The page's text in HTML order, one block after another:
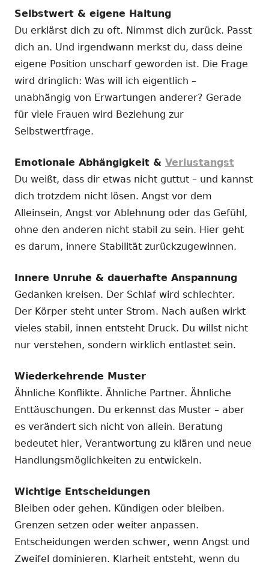
Selbstwert & eigene Haltung
Du erklärst dich zu oft. Nimmst dich zurück. Passt
dich an. Und irgendwann merkst du, dass deine
eigene Position unscharf geworden ist. Die Frage
wird dringlich: Was will ich eigentlich –
unabhängig von Erwartungen anderer? Gerade
für viele Frauen wird Beziehung zur
Selbstwertfrage.
Emotionale Abhängigkeit & Verlustangst
Du weißt, dass dir etwas nicht guttut – und kannst
dich trotzdem nicht lösen. Angst vor dem
Alleinsein, Angst vor Ablehnung oder das Gefühl,
ohne den anderen nicht stabil zu sein. Hier geht
es darum, innere Stabilität zurückzugewinnen.
Innere Unruhe & dauerhafte Anspannung
Gedanken kreisen. Der Schlaf wird schlechter.
Der Körper steht unter Strom. Nach außen wirkt
vieles stabil, innen entsteht Druck. Du willst nicht
nur verstehen, sondern wirklich entlastet sein.
Wiederkehrende Muster
Ähnliche Konflikte. Ähnliche Partner. Ähnliche
Enttäuschungen. Du erkennst das Muster – aber
es verändert sich nicht von allein. Beratung
bedeutet hier, Verantwortung zu klären und neue
Handlungsmöglichkeiten zu entwickeln.
Wichtige Entscheidungen
Bleiben oder gehen. Kündigen oder bleiben.
Grenzen setzen oder weiter anpassen.
Entscheidungen werden schwer, wenn Angst und
Zweifel dominieren. Klarheit entsteht, wenn du